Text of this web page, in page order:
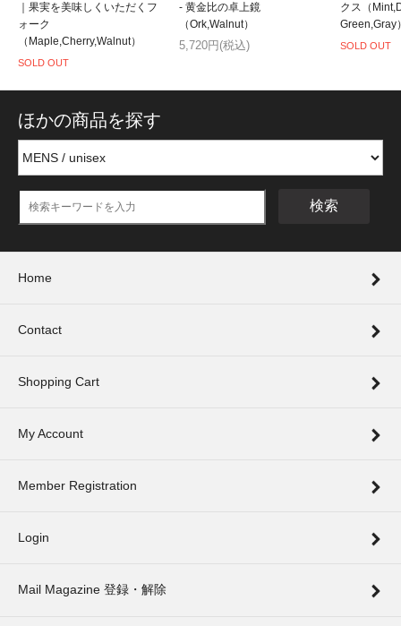
｜果実を美味しくいただくフ
ォーク
（Maple,Cherry,Walnut）
SOLD OUT
- 黄金比の卓上鏡
（Ork,Walnut）
5,720円(税込)
クス（
Green,Gray
SOLD OUT
ほかの商品を探す
検索
Home
Contact
Shopping Cart
My Account
Member Registration
Login
Mail Magazine 登録・解除